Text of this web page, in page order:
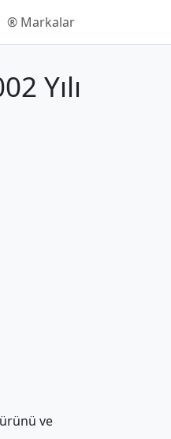
®️ Markalar
Yılı
ve